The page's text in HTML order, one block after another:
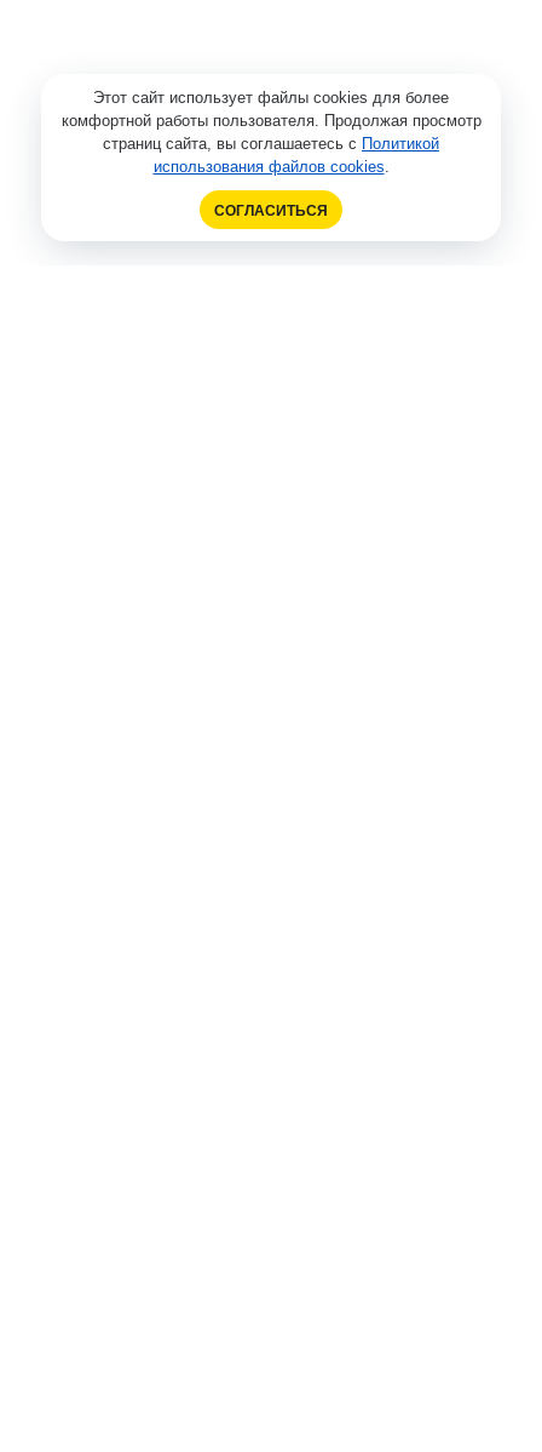
Этот сайт использует файлы cookies для более
комфортной работы пользователя. Продолжая просмотр
страниц сайта, вы соглашаетесь с Политикой
использования файлов cookies.
СОГЛАСИТЬСЯ